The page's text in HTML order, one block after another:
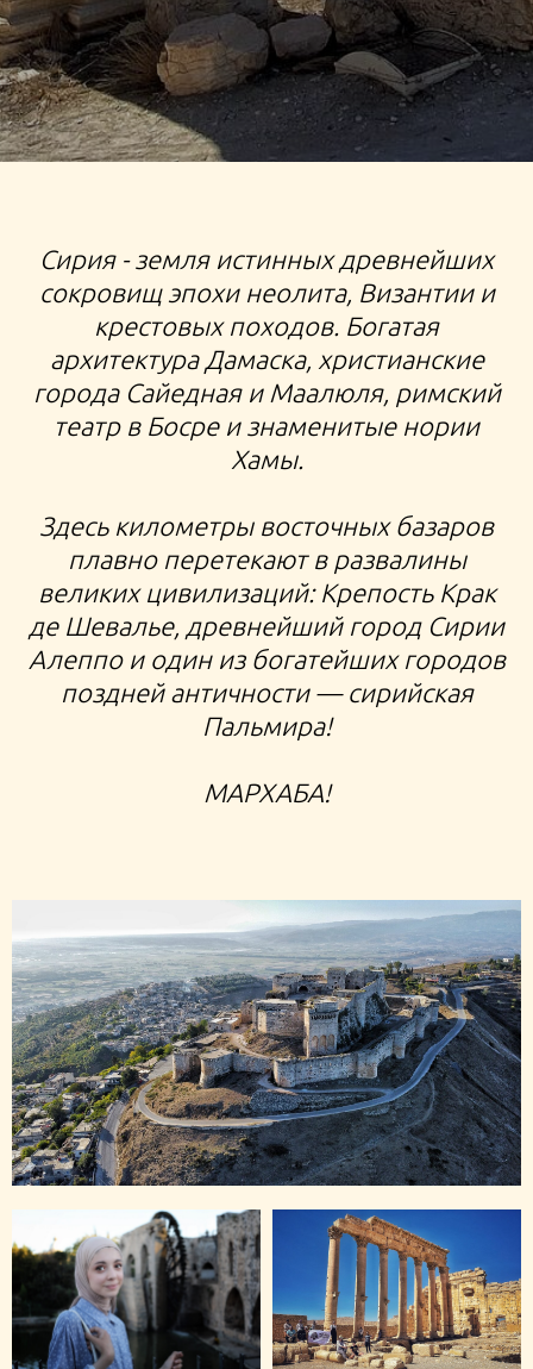
Южные Курилы, Дальний Восток, кекуры, Вулкан
Баранского, Охотское море, Японское море, тур на
Сахалин, мыс великан, маяк Анива, Итуруп, Бухта
Касатка, Зеркальный пляж
Сирия - земля истинных древнейших
сокровищ эпохи неолита, Византии и
крестовых походов. Богатая
архитектура Дамаска, христианские
города Сайедная и Маалюля, римский
театр в Босре и знаменитые нории
Хамы.
Здесь километры восточных базаров
плавно перетекают в развалины
великих цивилизаций: Крепость Крак
де Шевалье, древнейший город Сирии
Алеппо и один из богатейших городов
поздней античности — сирийская
Пальмира!
МАРХАБА!